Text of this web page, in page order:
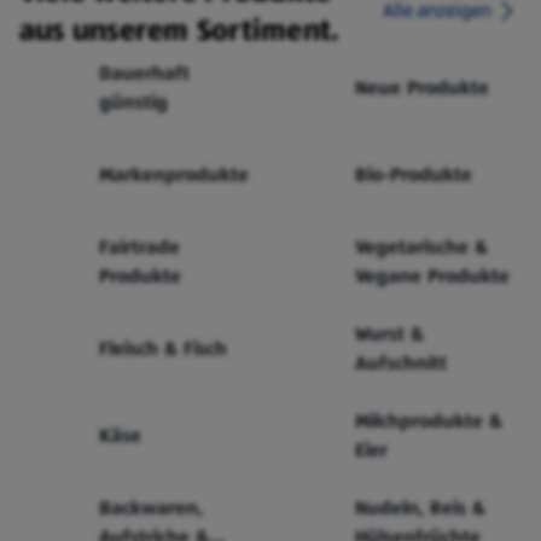
aus unserem Sortiment.
Alle anzeigen
Dauerhaft
günstig
Neue Produkte
Markenprodukte Bio-Produkte
Fairtrade
Produkte
Vegetarische &
Vegane Produkte
Fleisch & Fisch
Wurst &
Aufschnitt
Käse
Milchprodukte &
Eier
Backwaren,
Nudeln, Reis &